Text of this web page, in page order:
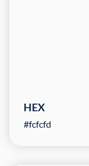
HEX
#fcfcfd